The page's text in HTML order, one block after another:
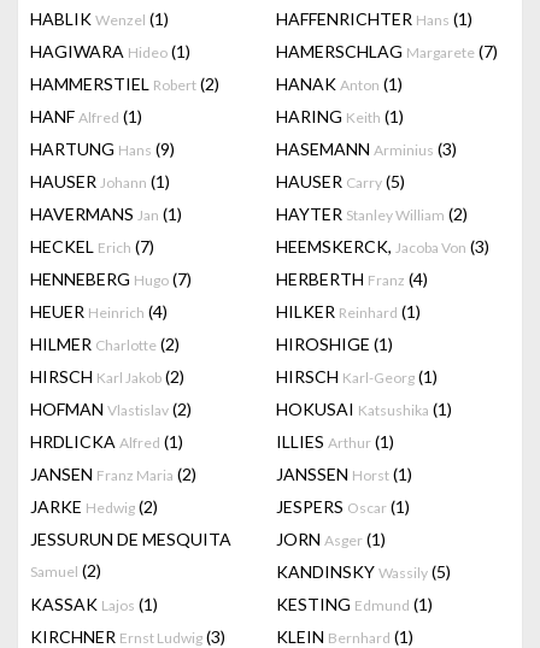
HABLIK Wenzel (1) HAFFENRICHTER Hans (1)
HAGIWARA Hideo (1) HAMERSCHLAG Margarete (7)
HAMMERSTIEL Robert (2) HANAK Anton (1)
HANF Alfred (1) HARING Keith (1)
HARTUNG Hans (9) HASEMANN Arminius (3)
HAUSER Johann (1) HAUSER Carry (5)
HAVERMANS Jan (1) HAYTER Stanley William (2)
HECKEL Erich (7) HEEMSKERCK, Jacoba Von (3)
HENNEBERG Hugo (7) HERBERTH Franz (4)
HEUER Heinrich (4) HILKER Reinhard (1)
HILMER Charlotte (2) HIROSHIGE (1)
HIRSCH Karl Jakob (2) HIRSCH Karl-Georg (1)
HOFMAN Vlastislav (2) HOKUSAI Katsushika (1)
HRDLICKA Alfred (1) ILLIES Arthur (1)
JANSEN Franz Maria (2) JANSSEN Horst (1)
JARKE Hedwig (2) JESPERS Oscar (1)
JESSURUN DE MESQUITA
Samuel (2)
JORN Asger (1)
KANDINSKY Wassily (5)
KASSAK Lajos (1) KESTING Edmund (1)
KIRCHNER Ernst Ludwig (3) KLEIN Bernhard (1)